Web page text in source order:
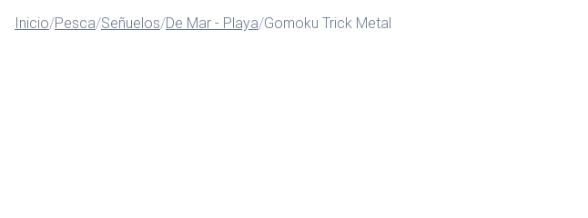
Inicio/Pesca/Señuelos/De Mar - Playa/Gomoku Trick Metal